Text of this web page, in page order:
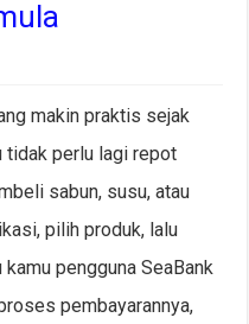
makin praktis sejak
tidak perlu lagi repot
sabun, susu, atau
pilih produk, lalu
kamu pengguna SeaBank
pembayarannya,